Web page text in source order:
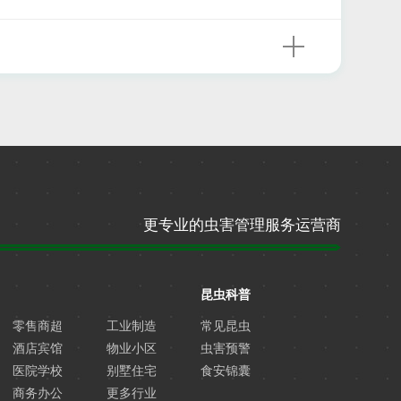
更专业的虫害管理服务运营商
零售商超
酒店宾馆
医院学校
商务办公
工业制造
物业小区
别墅住宅
更多行业
昆虫科普
常见昆虫
虫害预警
食安锦囊